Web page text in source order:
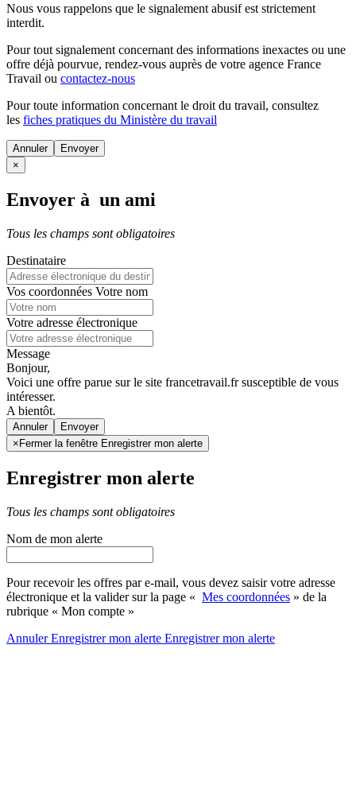
Nous vous rappelons que le signalement abusif est strictement
interdit.
Pour tout signalement concernant des informations inexactes ou une
offre déjà pourvue, rendez-vous auprès de votre agence France
Travail ou contactez-nous
Pour toute information concernant le droit du travail, consultez
les fiches pratiques du Ministère du travail
Annuler
×
Envoyer à un ami
Tous les champs sont obligatoires
Destinataire
Vos coordonnées Votre nom
Votre adresse électronique
Message
Bonjour,
Voici une offre parue sur le site francetravail.fr susceptible de vous
intéresser.
A bientôt.
Annuler
× Fermer la fenêtre Enregistrer mon alerte
Enregistrer mon alerte
Tous les champs sont obligatoires
Nom de mon alerte
Pour recevoir les offres par e-mail, vous devez saisir votre adresse
électronique et la valider sur la page « Mes coordonnées » de la
rubrique « Mon compte »
AnnulerEnregistrer mon alerte Enregistrermon alerte